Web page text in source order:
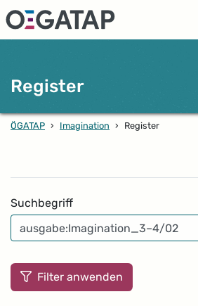
Register
ÖGATAP › Imagination › Register
Suchbegriff
Filter anwenden